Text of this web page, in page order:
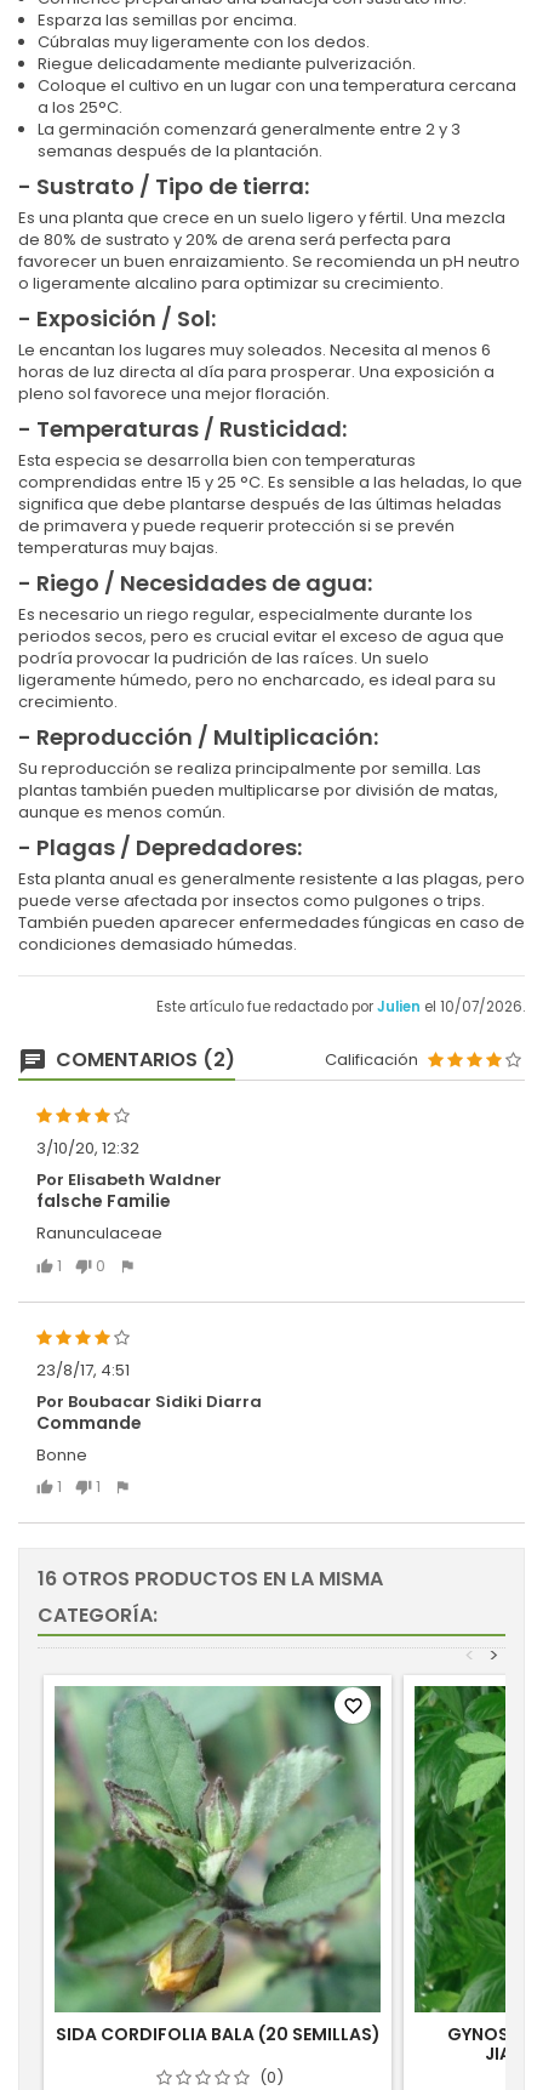
Esparza las semillas por encima.
Cúbralas muy ligeramente con los dedos.
Riegue delicadamente mediante pulverización.
Coloque el cultivo en un lugar con una temperatura cercana
a los 25°C.
La germinación comenzará generalmente entre 2 y 3
semanas después de la plantación.
- Sustrato / Tipo de tierra:
Es una planta que crece en un suelo ligero y fértil. Una mezcla
de 80% de sustrato y 20% de arena será perfecta para
favorecer un buen enraizamiento. Se recomienda un pH neutro
o ligeramente alcalino para optimizar su crecimiento.
- Exposición / Sol:
Le encantan los lugares muy soleados. Necesita al menos 6
horas de luz directa al día para prosperar. Una exposición a
pleno sol favorece una mejor floración.
- Temperaturas / Rusticidad:
Esta especia se desarrolla bien con temperaturas
comprendidas entre 15 y 25 °C. Es sensible a las heladas, lo que
significa que debe plantarse después de las últimas heladas
de primavera y puede requerir protección si se prevén
temperaturas muy bajas.
- Riego / Necesidades de agua:
Es necesario un riego regular, especialmente durante los
periodos secos, pero es crucial evitar el exceso de agua que
podría provocar la pudrición de las raíces. Un suelo
ligeramente húmedo, pero no encharcado, es ideal para su
crecimiento.
- Reproducción / Multiplicación:
Su reproducción se realiza principalmente por semilla. Las
plantas también pueden multiplicarse por división de matas,
aunque es menos común.
- Plagas / Depredadores:
Esta planta anual es generalmente resistente a las plagas, pero
puede verse afectada por insectos como pulgones o trips.
También pueden aparecer enfermedades fúngicas en caso de
condiciones demasiado húmedas.
Este artículo fue redactado porJulien el 10/07/2026.
COMENTARIOS (2) Calificación
3/10/20, 12:32
Por Elisabeth Waldner
falsche Familie
Ranunculaceae
1
0
23/8/17, 4:51
Por Boubacar Sidiki Diarra
Commande
Bonne
1
1
16 OTROS PRODUCTOS EN LA MISMA
CATEGORÍA:
>
<
SIDA CORDIFOLIA BALA (20 SEMILLAS)
(0)
favorite_border